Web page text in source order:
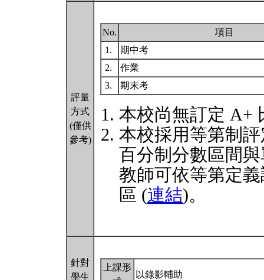
評量
方式
(僅供
參考)
No.
項目
1.
期中考
2.
作業
3.
期末考
本校尚無訂定 A+
本校採用等第制
百分制分數區間
教師可依等第定
區 (連結)。
針對
學生
上課形
以錄影輔助